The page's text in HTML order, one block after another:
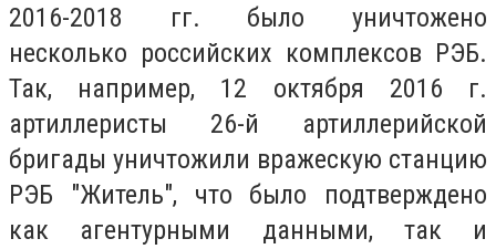
2016-2018 гг. было уничтожено
несколько российских комплексов РЭБ.
Так, например, 12 октября 2016 г.
артиллеристы 26-й артиллерийской
бригады уничтожили вражескую станцию
РЭБ "Житель", что было подтверждено
как агентурными данными, так и